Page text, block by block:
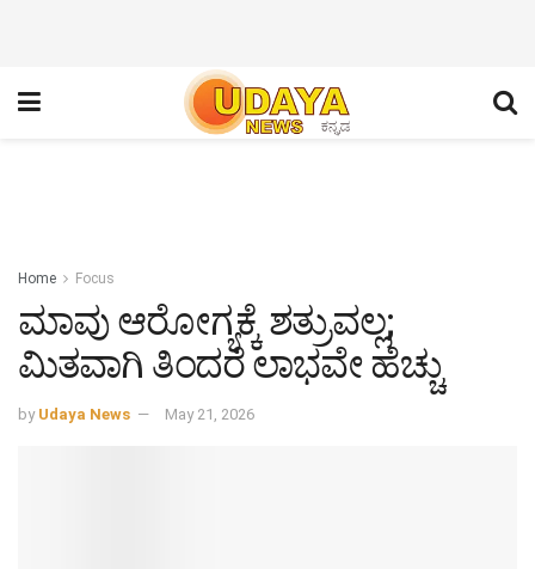
Home Focus
ಮಾವು ಆರೋಗ್ಯಕ್ಕೆ ಶತ್ರುವಲ್ಲ;
ಮಿತವಾಗಿ ತಿಂದರೆ ಲಾಭವೇ ಹೆಚ್ಚು
by Udaya News May 21, 2026